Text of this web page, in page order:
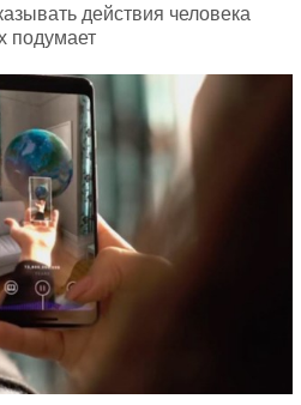
действия человека
подумает